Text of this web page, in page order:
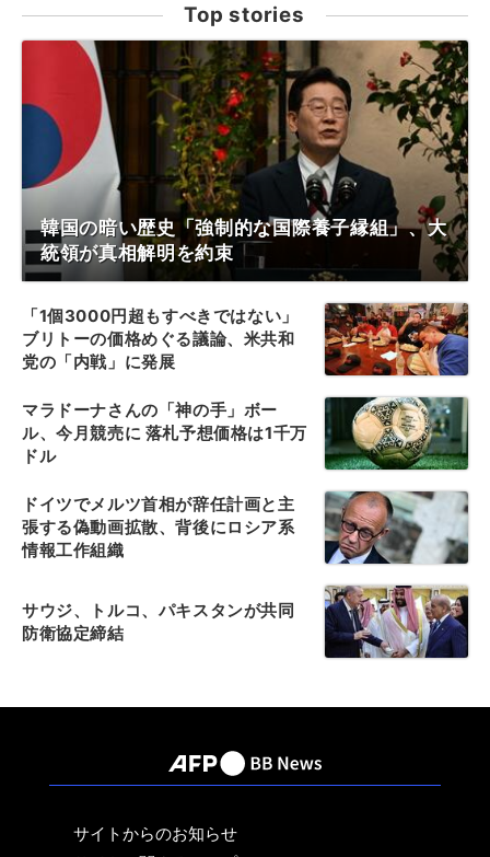
Top stories
韓国の暗い歴史「強制的な国際養子縁組」、大
統領が真相解明を約束
「1個3000円超もすべきではない」
ブリトーの価格めぐる議論、米共和
党の「内戦」に発展
マラドーナさんの「神の手」ボー
ル、今月競売に 落札予想価格は1千万
ドル
ドイツでメルツ首相が辞任計画と主
張する偽動画拡散、背後にロシア系
情報工作組織
サウジ、トルコ、パキスタンが共同
防衛協定締結
サイトからのお知らせ